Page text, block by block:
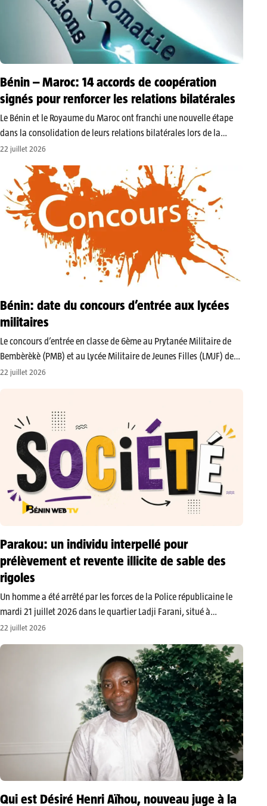
Bénin – Maroc: 14 accords de coopération
signés pour renforcer les relations bilatérales
​Le Bénin et le Royaume du Maroc ont franchi une nouvelle étape
dans la consolidation de leurs relations bilatérales lors de la
septième session de la Commission mixte de coopération, tenue le
22 juillet 2026
Bénin: date du concours d’entrée aux lycées
militaires
​Le concours d’entrée en classe de 6ème au Prytanée Militaire de
Bembèrèkè (PMB) et au Lycée Militaire de Jeunes Filles (LMJF) de
Natitingou se déroulera ce jeudi 23 juillet 2026. L’annonce a été
22 juillet 2026
Parakou: un individu interpellé pour
prélèvement et revente illicite de sable des
rigoles
​Un homme a été arrêté par les forces de la Police républicaine le
mardi 21 juillet 2026 dans le quartier Ladji Farani, situé à
Parakou. Il est soupçonné de prélever illicitement du sable issu des
22 juillet 2026
Qui est Désiré Henri Aïhou, nouveau juge à la